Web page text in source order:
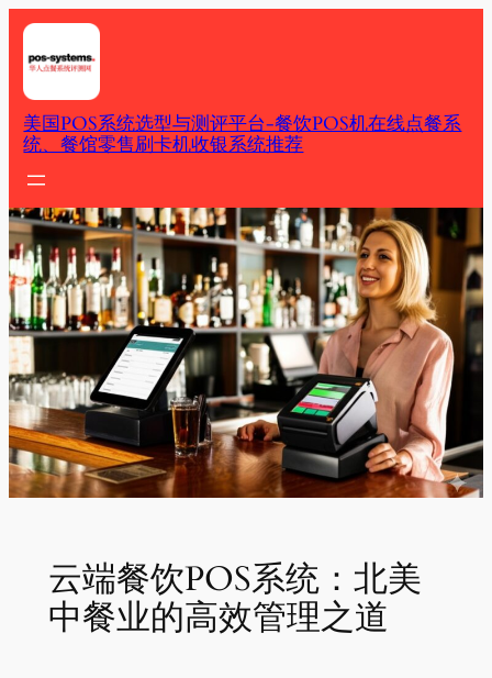
Skip
content
美国POS系统选型与测评平台-餐饮POS机在线点餐系
统、餐馆零售刷卡机收银系统推荐
云端餐饮POS系统：北美
中餐业的高效管理之道